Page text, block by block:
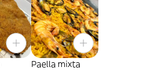
Paella mixta